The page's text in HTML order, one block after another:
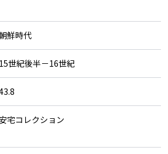
鮮時代
15世紀後半－16世紀
宅コレクション